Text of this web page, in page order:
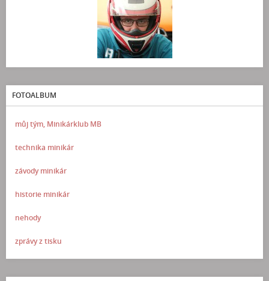
FOTOALBUM
můj tým, Minikárklub MB
technika minikár
závody minikár
historie minikár
nehody
zprávy z tisku